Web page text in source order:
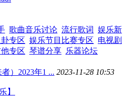
歌曲音乐讨论 流行歌词 娱乐新
卦专区 娱乐节目比赛专区 电视剧
专区 琴谱分享 乐器论坛
者）2023年1 ... 2023-11-28 10:53
】